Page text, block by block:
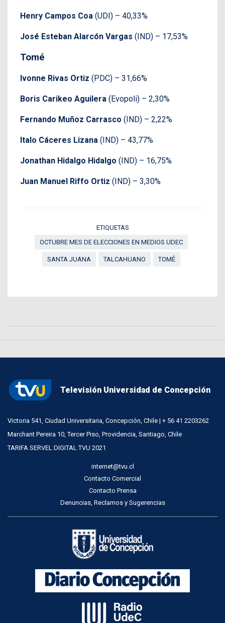
Henry Campos Coa (UDI) – 40,33%
José Esteban Alarcón Vargas (IND) – 17,53%
Tomé
Ivonne Rivas Ortiz (PDC) – 31,66%
Boris Carikeo Aguilera (Evopoli) – 2,30%
Fernando Muñoz Carrasco (IND) – 2,22%
Italo Cáceres Lizana (IND) – 43,77%
Jonathan Hidalgo Hidalgo (IND) – 16,75%
Juan Manuel Riffo Ortiz (IND) – 3,30%
ETIQUETAS
OCTUBRE MES DE ELECCIONES EN MEDIOS UDEC
SANTA JUANA TALCAHUANO TOMÉ
Televisión Universidad de Concepción
Victoria 541, Ciudad Universitaria, Concepción, Chile | + 56 41 2203262
Marchant Pereira 10, Tercer Piso, Providencia, Santiago, Chile
TARIFA SERVEL DIGITAL TVU 2021
internet@tvu.cl
Contacto Comercial
Contacto Prensa
Denuncias, Reclamos y Sugerencias